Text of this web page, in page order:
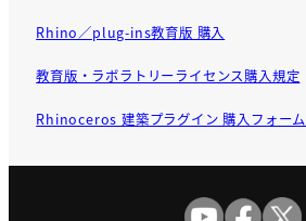
Rhino／plug-ins教育版 購入
教育版・ラボラトリーライセンス購入規定
Rhinoceros 建築プラグイン 購入フォーム